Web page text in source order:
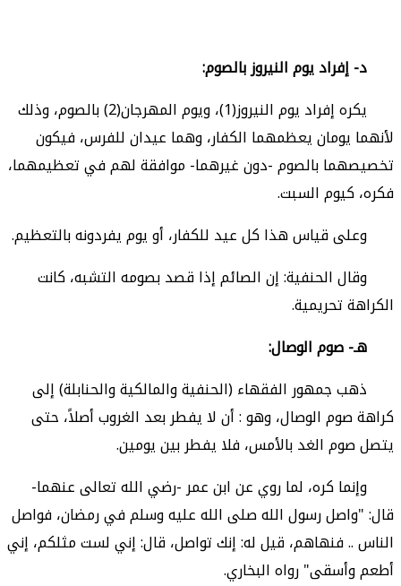
د- إفراد يوم النيروز بالصوم:
يكره إفراد يوم النيروز(1)، ويوم المهرجان(2) بالصوم، وذلك
لأنهما يومان يعظمهما الكفار، وهما عيدان للفرس، فيكون
تخصيصهما بالصوم -دون غيرهما- موافقة لهم في تعظيمهما،
فكره، كيوم السبت.
وعلى قياس هذا كل عيد للكفار، أو يوم يفردونه بالتعظيم.
وقال الحنفية: إن الصائم إذا قصد بصومه التشبه، كانت
الكراهة تحريمية.
هـ- صوم الوصال:
ذهب جمهور الفقهاء (الحنفية والمالكية والحنابلة) إلى
كراهة صوم الوصال، وهو : أن لا يفطر بعد الغروب أصلاً، حتى
يتصل صوم الغد بالأمس، فلا يفطر بين يومين.
وإنما كره، لما روي عن ابن عمر -رضي الله تعالى عنهما-
قال: "واصل رسول الله صلى الله عليه وسلم في رمضان، فواصل
الناس .. فنهاهم، قيل له: إنك تواصل، قال: إني لست مثلكم، إني
أطعم وأسقى" رواه البخاري.